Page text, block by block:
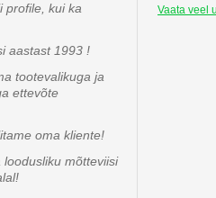
Vaata veel
profile, kui ka
aastast 1993 !
tootevalikuga ja
ettevõte
oma kliente!
mõtteviisi